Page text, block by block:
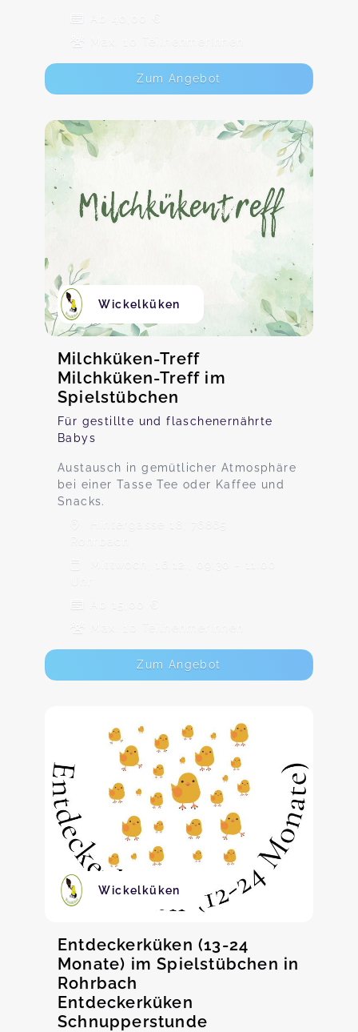
Ab 40,00 €
Max. 10 TeilnehmerInnen
Zum Angebot
Wickelküken
Milchküken-Treff
Milchküken-Treff im
Spielstübchen
Für gestillte und flaschenernährte
Babys
Austausch in gemütlicher Atmosphäre
bei einer Tasse Tee oder Kaffee und
Snacks.
Hintergasse 18, 76865
Rohrbach
Mittwoch, 16.12., 09:30 - 11:00
Ab 15,00 €
Max. 10 TeilnehmerInnen
Zum Angebot
Wickelküken
Entdeckerküken (13-24
Monate) im Spielstübchen in
Rohrbach
Entdeckerküken
Schnupperstunde